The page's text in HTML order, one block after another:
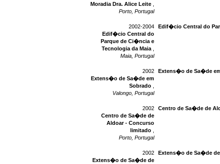
Moradia Dra. Alice Leite
Porto, Portugal
2002-2004
Edif�cio Central do
Parque de Ci�ncia e
Tecnologia da Maia
Maia, Portugal
Edif�cio Central do
2002
Extens�o de Sa�de em
Sobrado
Valongo, Portugal
Extens�o de Sa�de
2002
Centro de Sa�de de
Aldoar - Concurso
limitado
Porto, Portugal
Centro de Sa�de de
2002
Extens�o de Sa�de de
Extens�o de Sa�de